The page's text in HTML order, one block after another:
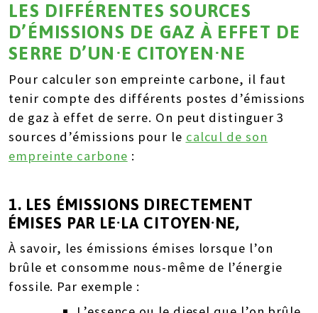
LES DIFFÉRENTES SOURCES
D’ÉMISSIONS DE GAZ À EFFET DE
SERRE D’UN·E CITOYEN·NE
Pour calculer son empreinte carbone, il faut
tenir compte des différents postes d’émissions
de gaz à effet de serre. On peut distinguer 3
sources d’émissions pour le calcul de son
empreinte carbone :
1. LES ÉMISSIONS DIRECTEMENT
ÉMISES PAR LE·LA CITOYEN·NE,
À savoir, les émissions émises lorsque l’on
brûle et consomme nous-même de l’énergie
fossile. Par exemple :